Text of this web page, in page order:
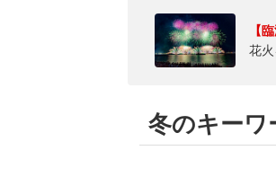
【
花
冬のキーワ